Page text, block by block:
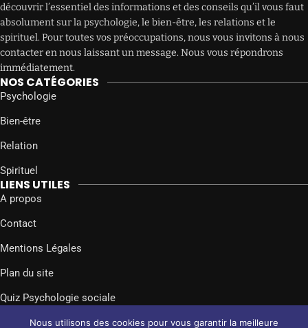
découvrir l’essentiel des informations et des conseils qu’il vous faut
absolument sur la psychologie, le bien-être, les relations et le
spirituel. Pour toutes vos préoccupations, nous vous invitons à nous
contacter en nous laissant un message. Nous vous répondrons
immédiatement.
NOS CATÉGORIES
Psychologie
Bien-être
Relation
Spirituel
LIENS UTILES
A propos
Contact
Mentions Légales
Plan du site
Quiz Psychologie sociale
Nous utilisons des cookies pour vous garantir la meilleure